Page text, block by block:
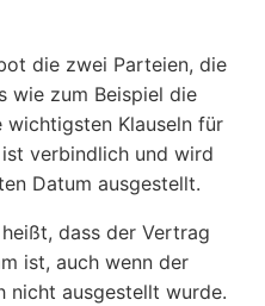
die zwei Parteien, die
wie zum Beispiel die
wichtigsten Klauseln für
verbindlich und wird
Datum ausgestellt.
dass der Vertrag
ist, auch wenn der
nicht ausgestellt wurde.